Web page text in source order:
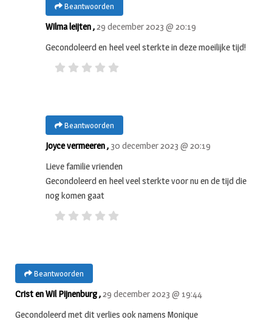
Beantwoorden
Wilma leijten ,29 december 2023 @ 20:19
Gecondoleerd en heel veel sterkte in deze moeilijke tijd!
Beantwoorden
Joyce vermeeren , 30 december 2023 @ 20:19
Lieve familie vrienden
Gecondoleerd en heel veel sterkte voor nu en de tijd die
nog komen gaat
Beantwoorden
Crist en Wil Pijnenburg ,29 december 2023 @ 19:44
Gecondoleerd met dit verlies ook namens Monique